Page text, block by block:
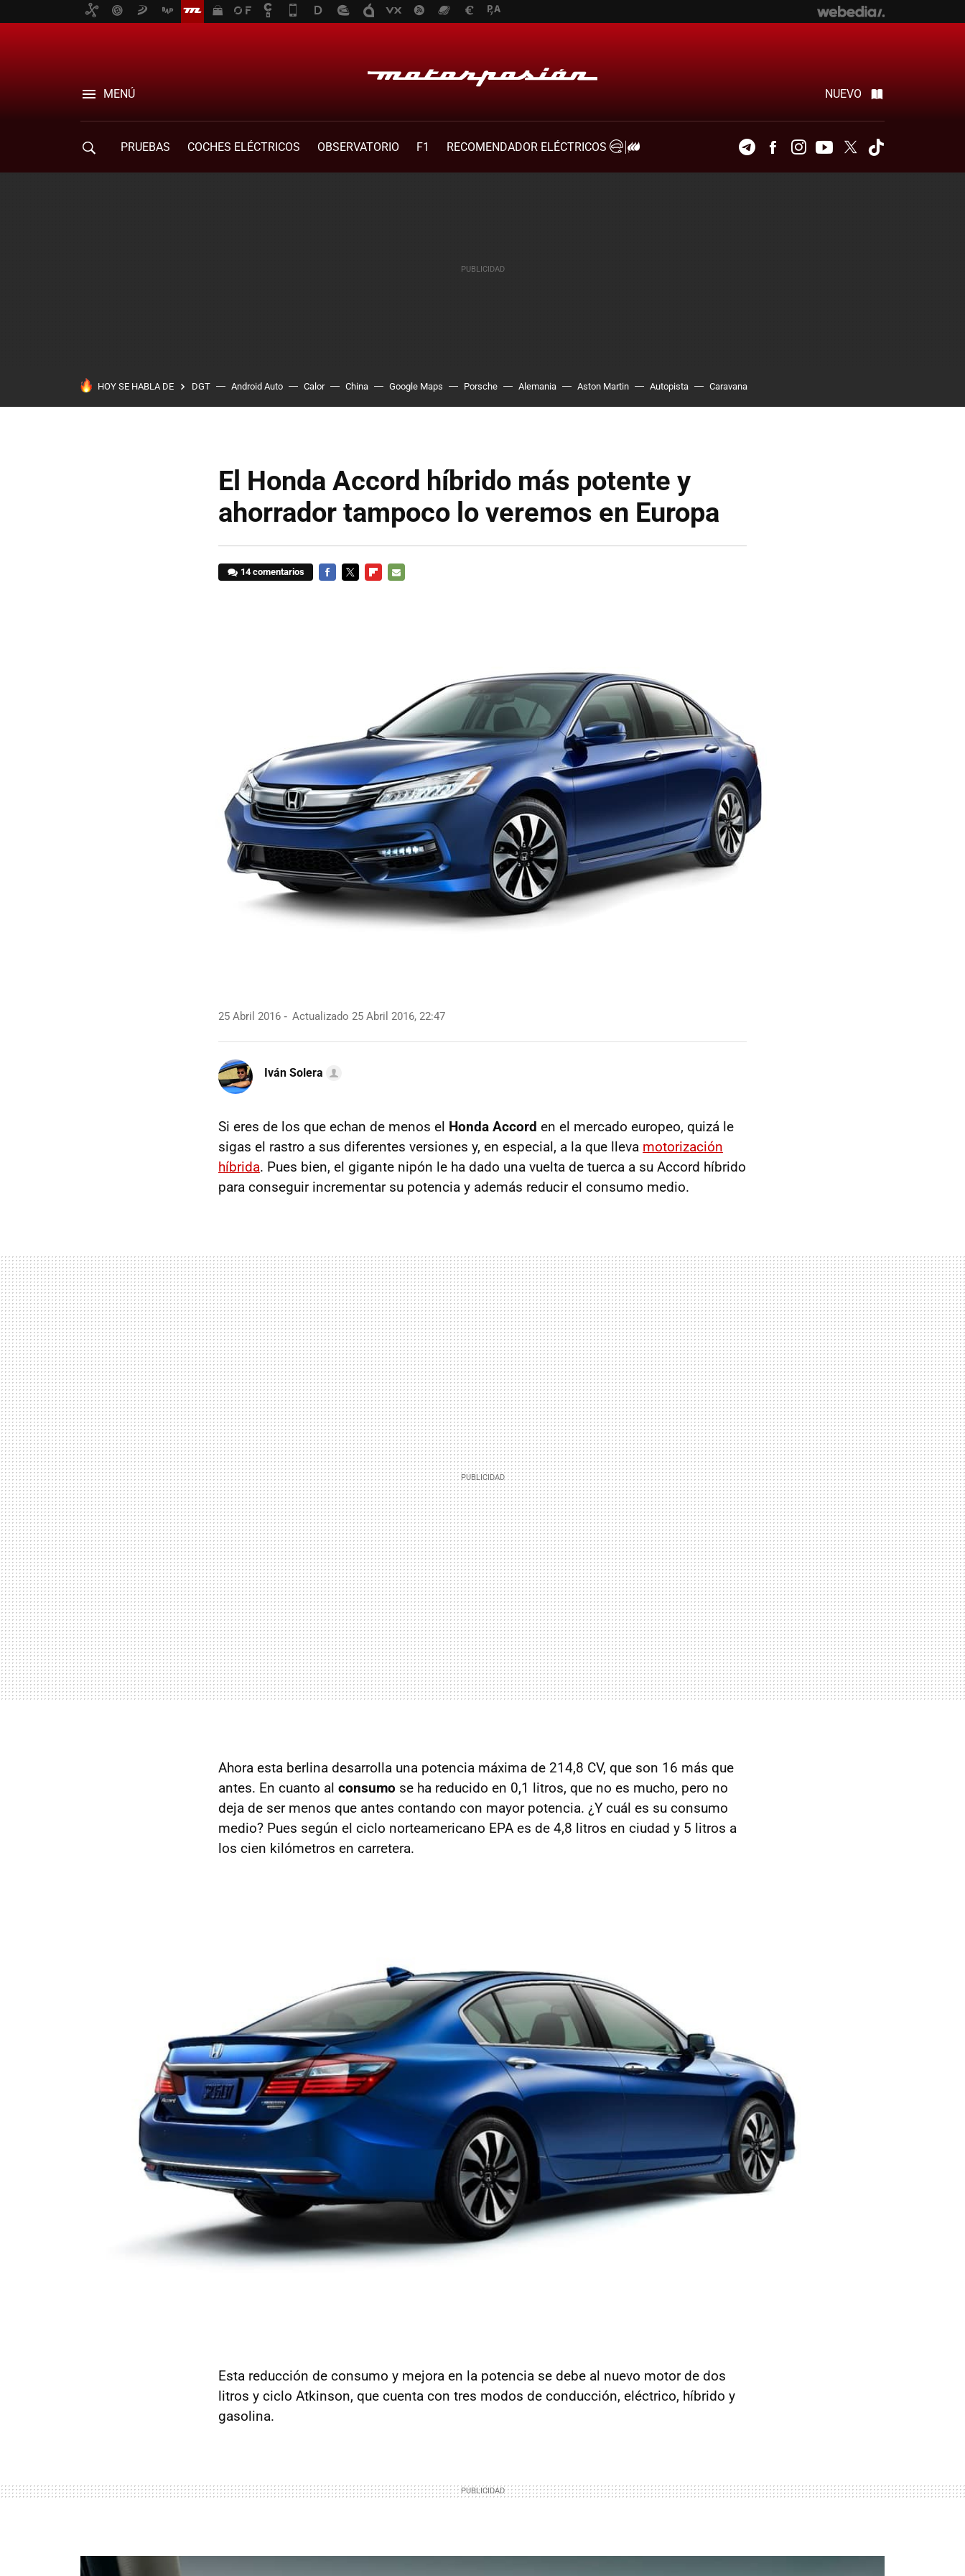
MENÚ NUEVO
PRUEBAS COCHES ELÉCTRICOS OBSERVATORIO F1
RECOMENDADOR ELÉCTRICOS
TelegramFacebookInstagramYoutubeTwitter
HOY SE HABLA DE DGT Android Auto Calor China Google Maps Porsche Alemania Aston Martin Autopista Caravana
El Honda Accord híbrido más potente y
ahorrador tampoco lo veremos en Europa
14 comentarios
25 Abril 2016 Actualizado 25 Abril 2016, 22:47
Iván Solera
Si eres de los que echan de menos el Honda Accord en el mercado europeo, quizá le
sigas el rastro a sus diferentes versiones y, en especial, a la que lleva motorización
híbrida. Pues bien, el gigante nipón le ha dado una vuelta de tuerca a su Accord híbrido
para conseguir incrementar su potencia y además reducir el consumo medio.
Ahora esta berlina desarrolla una potencia máxima de 214,8 CV, que son 16 más que
antes. En cuanto al consumo se ha reducido en 0,1 litros, que no es mucho, pero no
deja de ser menos que antes contando con mayor potencia. ¿Y cuál es su consumo
medio? Pues según el ciclo norteamericano EPA es de 4,8 litros en ciudad y 5 litros a
los cien kilómetros en carretera.
Esta reducción de consumo y mejora en la potencia se debe al nuevo motor de dos
litros y ciclo Atkinson, que cuenta con tres modos de conducción, eléctrico, híbrido y
gasolina.